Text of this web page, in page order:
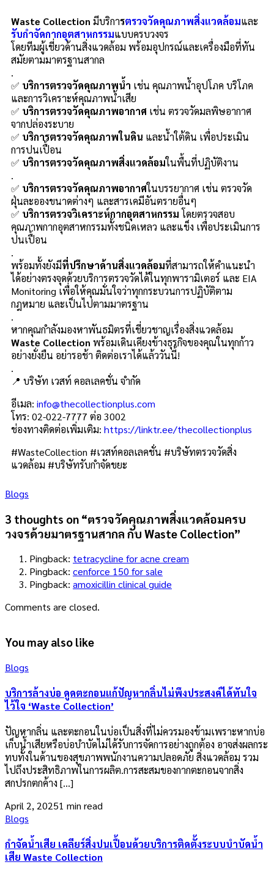
Waste Collection มีบริการตรวจวัดคุณภาพสิ่งแวดล้อมและ
รับกำจัดกากอุตสาหกรรมแบบครบวงจร
โดยทีมผู้เชี่ยวด้านสิ่งแวดล้อม พร้อมอุปกรณ์และเครื่องมือที่ทัน
สมัยตามมาตรฐานสากล
.
✅ บริการตรวจวัดคุณภาพน้ำ เช่น คุณภาพน้ำอุปโภค บริโภค
และการวิเคราะห์คุณภาพน้ำเสีย
✅ บริการตรวจวัดคุณภาพอากาศ เช่น ตรวจวัดมลพิษอากาศ
จากปล่องระบาย
✅ บริการตรวจวัดคุณภาพในดิน และน้ำใต้ดิน เพื่อประเมิน
การปนเปื้อน
✅ บริการตรวจวัดคุณภาพสิ่งแวดล้อมในพื้นที่ปฏิบัติงาน
.
✅ บริการตรวจวัดคุณภาพอากาศในบรรยากาศ เช่น ตรวจวัด
ฝุ่นละอองขนาดต่างๆ และสารเคมีอันตรายอื่นๆ
✅ บริการตรวจวิเคราะห์กากอุตสาหกรรมโดยตรวจสอบ
คุณภาพกากอุตสาหกรรมทั้งชนิดเหลว และแข็ง เพื่อประเมินการ
ปนเปื้อน
.
พร้อมทั้งยังมีที่ปรึกษาด้านสิ่งแวดล้อมที่สามารถให้คำแนะนำ
ได้อย่างตรงจุดด้วยบริการตรวจวัดได้ในทุกพารามิเตอร์ และ EIA
Monitoring เพื่อให้คุณมั่นใจว่าทุกกระบวนการปฏิบัติตาม
กฎหมาย และเป็นไปตามมาตรฐาน
.
หากคุณกำลังมองหาพันธมิตรที่เชี่ยวชาญเรื่องสิ่งแวดล้อม
Waste Collection พร้อมเดินเคียงข้างธุรกิจของคุณในทุกก้าว
อย่างยั่งยืน อย่ารอช้า ติดต่อเราได้แล้ววันนี้!
.
📍 บริษัท เวสท์ คอลเลคชั่น จำกัด
อีเมล: info@thecollectionplus.com
โทร: 02-022-7777 ต่อ 3002
ช่องทางติดต่อเพิ่มเติม: https://linktr.ee/thecollectionplus
#WasteCollection #เวสท์คอลเลคชั่น #บริษัทตรวจวัดสิ่ง
แวดล้อม #บริษัทรับกำจัดขยะ
Blogs
3 thoughts on “ตรวจวัดคุณภาพสิ่งแวดล้อมครบ
วงจรด้วยมาตรฐานสากล กับ Waste Collection”
Pingback: tetracycline for acne cream
Pingback: cenforce 150 for sale
Pingback: amoxicillin clinical guide
Comments are closed.
You may also like
Blogs
บริการล้างบ่อ ดูดตะกอนแก้ปัญหากลิ่นไม่พึงประสงค์ได้ทันใจ
ไว้ใจ ‘Waste Collection’
ปัญหากลิ่น และตะกอนในบ่อเป็นสิ่งที่ไม่ควรมองข้ามเพราะหากบ่อ
เก็บน้ำเสียหรือบ่อบำบัดไม่ได้รับการจัดการอย่างถูกต้อง อาจส่งผลกระ
ทบทั้งในด้านของสุขภาพพนักงานความปลอดภัย สิ่งแวดล้อม รวม
ไปถึงประสิทธิภาพในการผลิต.การสะสมของกากตะกอนจากสิ่ง
สกปรกตกค้าง […]
April 2, 20251 min read
Blogs
กำจัดน้ำเสีย เคลียร์สิ่งปนเปื้อนด้วยบริการติดตั้งระบบบำบัดน้ำ
เสีย Waste Collection